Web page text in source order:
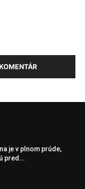
je v plnom prúde,
pred...